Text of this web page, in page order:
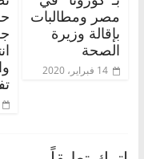
مصر ومطالبات
بإقالة وزيرة
الصحة
14 فبراير، 2020